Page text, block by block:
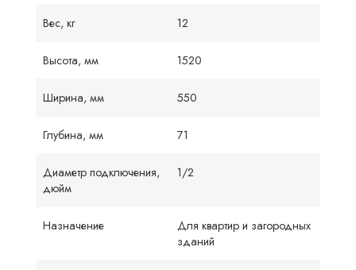
Вес, кг 12
Высота, мм 1520
Ширина, мм 550
Глубина, мм 71
Диаметр подключения,
дюйм
1/2
Назначение
Для квартир и загородных
зданий